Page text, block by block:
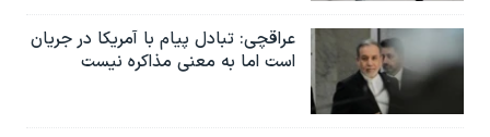
عراقچی: تبادل پیام با آمریکا در جریان
است اما به معنی مذاکره نیست